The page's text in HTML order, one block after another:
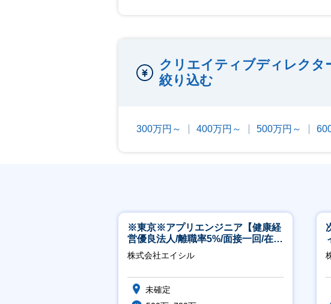
クリエイティブディレクタ
絞り込む
300万円～ 400万円～ 500万円～
※東京※アプリエンジニア【健康経
営優良法人/離職率5%/面接一回/在宅
有/完休2日/上流案件多数】
株式会社エイシル
未確定